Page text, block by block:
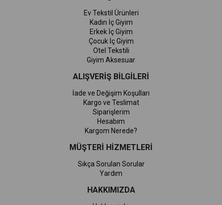
Ev Tekstil Ürünleri
Kadın İç Giyim
Erkek İç Giyim
Çocuk İç Giyim
Otel Tekstili
Giyim Aksesuar
ALIŞVERİŞ BİLGİLERİ
İade ve Değişim Koşulları
Kargo ve Teslimat
Siparişlerim
Hesabım
Kargom Nerede?
MÜŞTERİ HİZMETLERİ
Sıkça Sorulan Sorular
Yardım
HAKKIMIZDA